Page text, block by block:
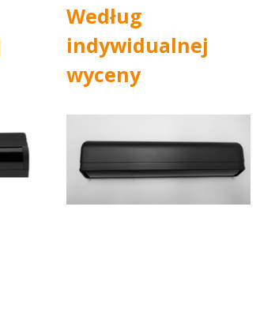
Według
indywidualnej
wyceny